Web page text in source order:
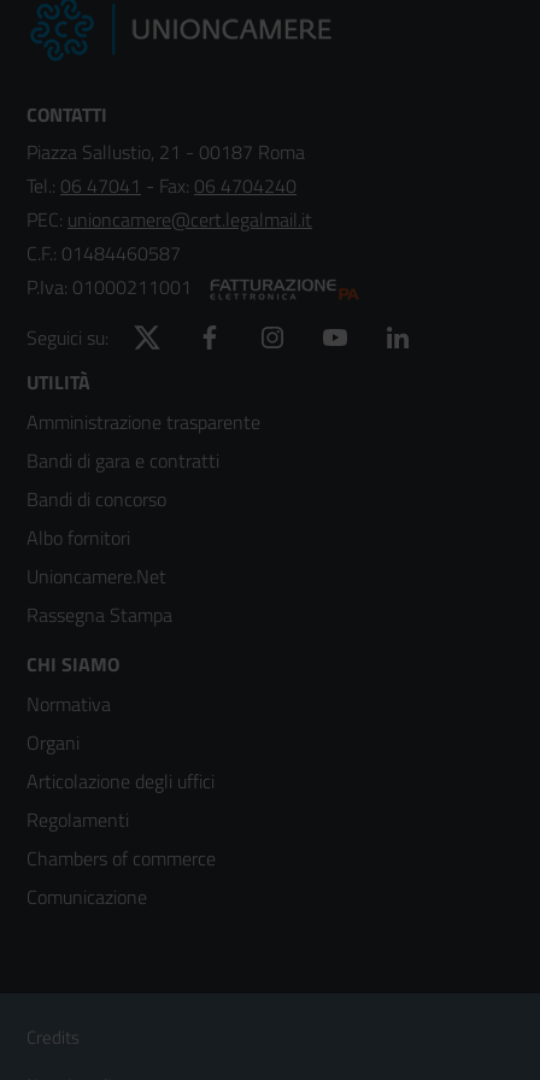
CONTATTI
Piazza Sallustio, 21 - 00187 Roma
Tel.: 06 47041 - Fax: 06 4704240
PEC: unioncamere@cert.legalmail.it
C.F.: 01484460587
P.Iva: 01000211001
Seguici su:
Twitter Facebook Instagram YouTube
Footer
menù
colonna
2
UTILITÀ
Amministrazione trasparente
Bandi di gara e contratti
Bandi di concorso
Albo fornitori
Unioncamere.Net
Rassegna Stampa
Footer
menù
colonna
3
CHI SIAMO
Normativa
Organi
Articolazione degli uffici
Regolamenti
Chambers of commerce
Comunicazione
Footer
Menù
Credits